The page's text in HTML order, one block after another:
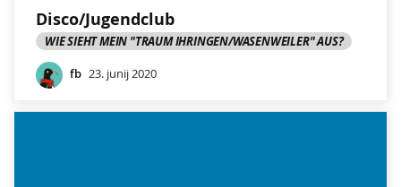
Disco/Jugendclub
WIE SIEHT MEIN "TRAUM IHRINGEN/WASENWEILER" AUS?
fb 23. junij 2020